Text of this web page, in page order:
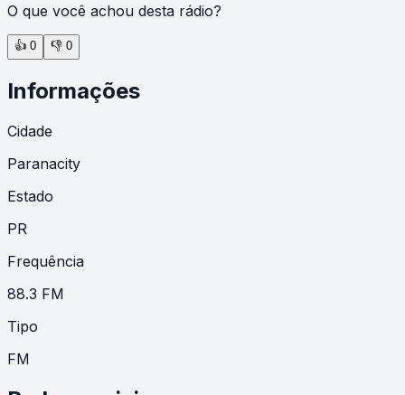
O que você achou desta rádio?
👍 0 👎 0
Informações
Cidade
Paranacity
Estado
PR
Frequência
88.3 FM
Tipo
FM